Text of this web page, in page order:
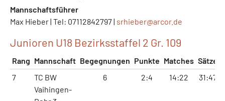
Mannschaftsführer
Max Hieber | Tel: 07112842797 | srhieber@arcor.de
Junioren U18 Bezirksstaffel 2 Gr. 109
Rang Mannschaft Begegnungen Punkte Matches Sätze
7
TC BW
Vaihingen-
6 2:4 14:22 31:47